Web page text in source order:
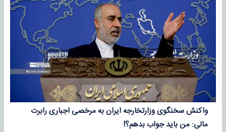
واکنش سخنگوی وزارتخارجه ایران به مرخصی اجباری رابرت
مالی: من باید جواب بدهم؟!